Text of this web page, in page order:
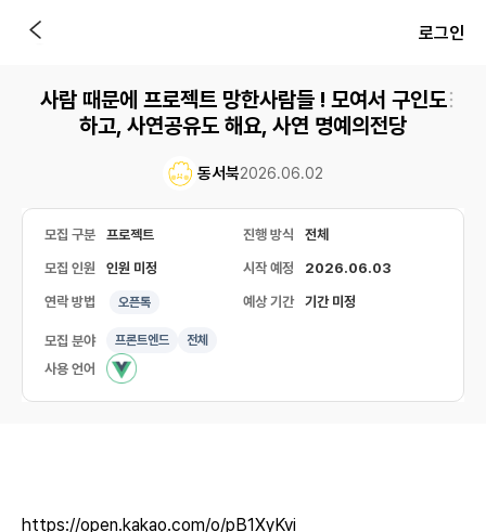
로그인
사람 때문에 프로젝트 망한사람들 ! 모여서 구인도
하고, 사연공유도 해요, 사연 명예의전당
동서북2026.06.02
모집 구분 프로젝트 진행 방식 전체
모집 인원 인원 미정 시작 예정 2026.06.03
연락 방법 오픈톡 예상 기간 기간 미정
모집 분야 프론트엔드 전체
사용 언어
https://open.kakao.com/o/pB1XyKvi